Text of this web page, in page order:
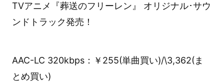
TVアニメ『葬送のフリーレン』 オリジナル･サウ
ンドトラック発売！
AAC-LC 320kbps：￥255(単曲買い)/\3,362(ま
とめ買い)